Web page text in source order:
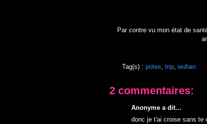
Par contre vu mon état de
Tag(s) : potes trip wuhan
2 commentaires:
Anonyme a dit…
donc je t'ai croise sans te